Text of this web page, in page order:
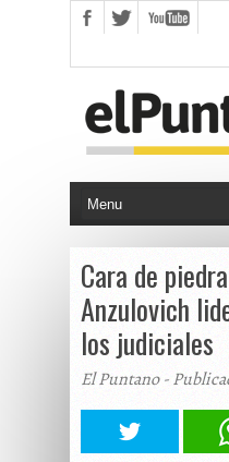
Cara de
Anzulovich
los judiciales
El Puntano -